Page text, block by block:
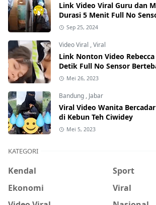
Link Video Viral Guru dan
Durasi 5 Menit Full No
Internet, Hati-Hati Phising!
Sep 25, 2024
Video Viral ,Viral
Link Nonton Video
Detik Full No Sensor
Hati-Hati Phising!
Mei 26, 2023
Bandung , Jabar
Viral Video Wanita
di Kebun Teh Ciwidey
Mei 5, 2023
KATEGORI
Kendal
Sport
Ekonomi
Viral